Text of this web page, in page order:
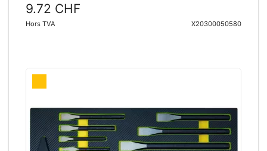
9.72 CHF
Hors TVA X20300050580